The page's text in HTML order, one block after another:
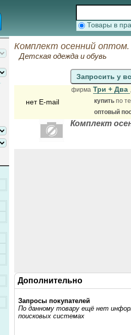
Товары в
Комплект осенний
Детская одежда и обувь
Запросить у
нет E-mail
фирма Три + Два
купить по
оптовый
Комплект
Дополнительно
Запросы покупателей
По данному товару ещё нет
поисковых системах